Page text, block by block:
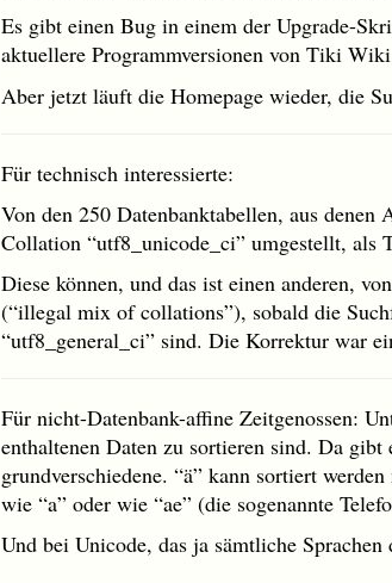
Es gibt einen Bug in einem der Upgrade-
aktuellere Programmversionen von Tiki
Aber jetzt läuft die Homepage wieder, die
Für technisch interessierte:
Von den 250 Datenbanktabellen, aus
Collation “utf8_unicode_ci” umgestellt,
Diese können, und das ist einen anderen,
(“illegal mix of collations”), sobald die
“utf8_general_ci” sind. Die Korrektur war
Für nicht-Datenbank-affine Zeitgenossen:
enthaltenen Daten zu sortieren sind. Da
grundverschiedene. “ä” kann sortiert
wie “a” oder wie “ae” (die sogenannte
Und bei Unicode, das ja sämtliche